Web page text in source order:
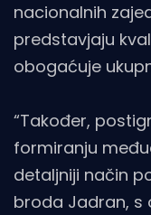
nacionalnih
predstavjaju
obogaćuje
“Također,
formiranju
detaljniji način
broda Jadran, s